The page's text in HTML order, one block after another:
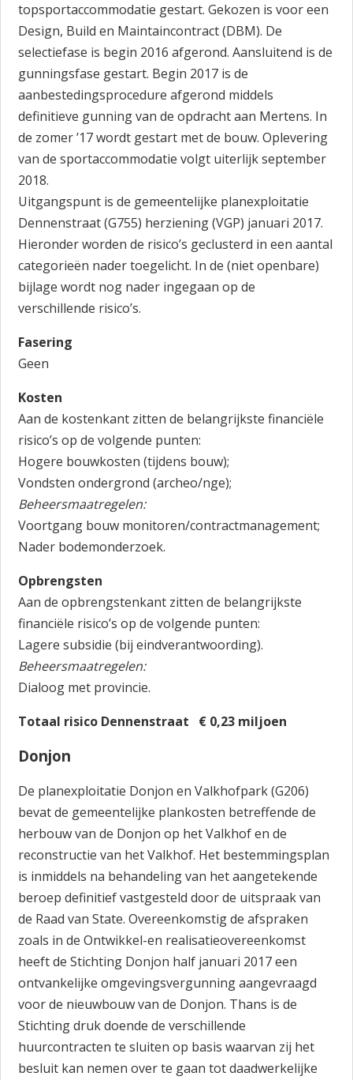
topsportaccommodatie gestart. Gekozen is voor een
Design, Build en Maintaincontract (DBM). De
selectiefase is begin 2016 afgerond. Aansluitend is de
gunningsfase gestart. Begin 2017 is de
aanbestedingsprocedure afgerond middels
definitieve gunning van de opdracht aan Mertens. In
de zomer ’17 wordt gestart met de bouw. Oplevering
van de sportaccommodatie volgt uiterlijk september
2018.
Uitgangspunt is de gemeentelijke planexploitatie
Dennenstraat (G755) herziening (VGP) januari 2017.
Hieronder worden de risico’s geclusterd in een aantal
categorieën nader toegelicht. In de (niet openbare)
bijlage wordt nog nader ingegaan op de
verschillende risico’s.
Fasering
Geen
Kosten
Aan de kostenkant zitten de belangrijkste financiële
risico’s op de volgende punten:
Hogere bouwkosten (tijdens bouw);
Vondsten ondergrond (archeo/nge);
Beheersmaatregelen:
Voortgang bouw monitoren/contractmanagement;
Nader bodemonderzoek.
Opbrengsten
Aan de opbrengstenkant zitten de belangrijkste
financiële risico’s op de volgende punten:
Lagere subsidie (bij eindverantwoording).
Beheersmaatregelen:
Dialoog met provincie.
Totaal risico Dennenstraat € 0,23 miljoen
Donjon
De planexploitatie Donjon en Valkhofpark (G206)
bevat de gemeentelijke plankosten betreffende de
herbouw van de Donjon op het Valkhof en de
reconstructie van het Valkhof. Het bestemmingsplan
is inmiddels na behandeling van het aangetekende
beroep definitief vastgesteld door de uitspraak van
de Raad van State. Overeenkomstig de afspraken
zoals in de Ontwikkel-en realisatieovereenkomst
heeft de Stichting Donjon half januari 2017 een
ontvankelijke omgevingsvergunning aangevraagd
voor de nieuwbouw van de Donjon. Thans is de
Stichting druk doende de verschillende
huurcontracten te sluiten op basis waarvan zij het
besluit kan nemen over te gaan tot daadwerkelijke